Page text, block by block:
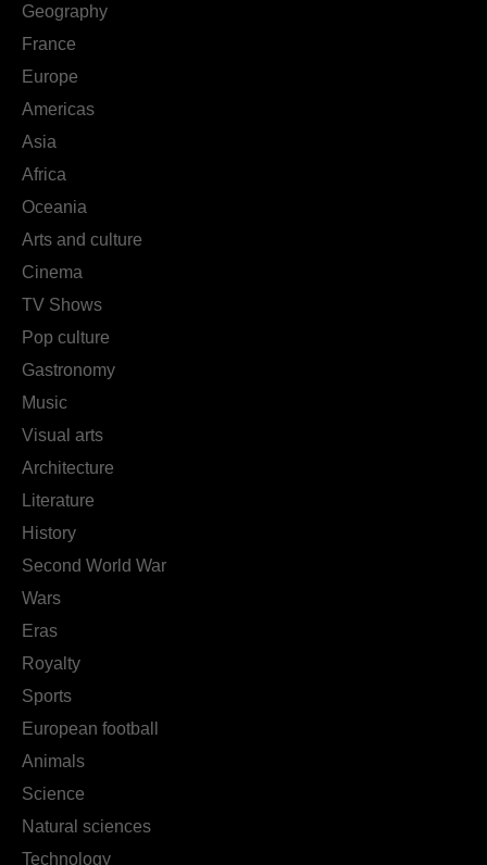
Geography
France
Europe
Americas
Asia
Africa
Oceania
Arts and culture
Cinema
TV Shows
Pop culture
Gastronomy
Music
Visual arts
Architecture
Literature
History
Second World War
Wars
Eras
Royalty
Sports
European football
Animals
Science
Natural sciences
Technology